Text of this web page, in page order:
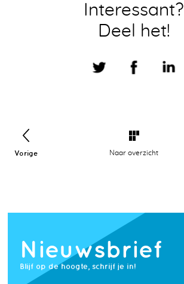
Interessant?
Deel het!
Vorige Naar overzicht
Nieuwsbrief
Blijf op de hoogte, schrijf je in!